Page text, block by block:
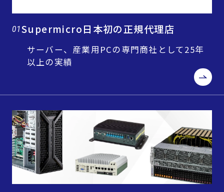
01Supermicro日本初の正規代理店
サーバー、産業用PCの専門商社として25年
以上の実績